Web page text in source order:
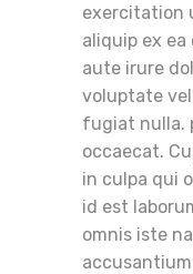
exercitation
aliquip ex
aute irure
voluptate
fugiat nulla.
occaecat.
in culpa qui
id est
omnis iste